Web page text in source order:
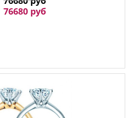
76680 руб